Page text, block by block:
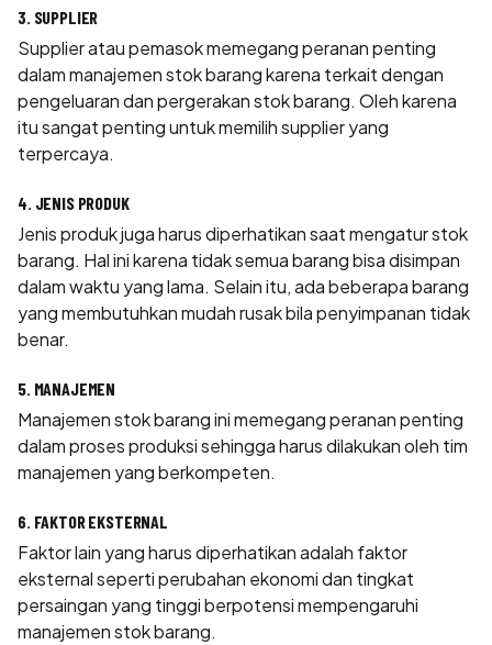
3. SUPPLIER
Supplier atau pemasok memegang peranan penting
dalam manajemen stok barang karena terkait dengan
pengeluaran dan pergerakan stok barang. Oleh karena
itu sangat penting untuk memilih supplier yang
terpercaya.
4. JENIS PRODUK
Jenis produk juga harus diperhatikan saat mengatur stok
barang. Hal ini karena tidak semua barang bisa disimpan
dalam waktu yang lama. Selain itu, ada beberapa barang
yang membutuhkan mudah rusak bila penyimpanan tidak
benar.
5. MANAJEMEN
Manajemen stok barang ini memegang peranan penting
dalam proses produksi sehingga harus dilakukan oleh tim
manajemen yang berkompeten.
6. FAKTOR EKSTERNAL
Faktor lain yang harus diperhatikan adalah faktor
eksternal seperti perubahan ekonomi dan tingkat
persaingan yang tinggi berpotensi mempengaruhi
manajemen stok barang.